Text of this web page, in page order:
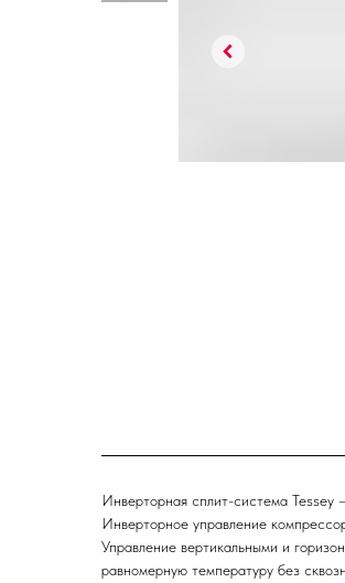
Инверторная сплит-система Tessey
Инверторное управление
Управление вертикальными и
равномерную температуру без